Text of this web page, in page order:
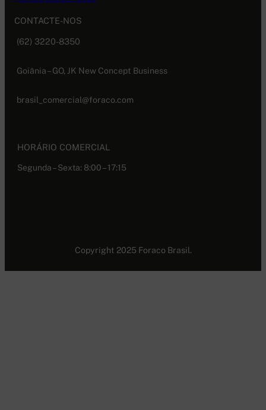
CONTACTE-NOS
(62) 3220-8350
Goiânia – GO, JK New Concept Business
brasil_comercial@foraco.com
HORÁRIO COMERCIAL
Segunda – Sexta: 8:00 – 17:15
Copyright 2025 Foraco Brasil.